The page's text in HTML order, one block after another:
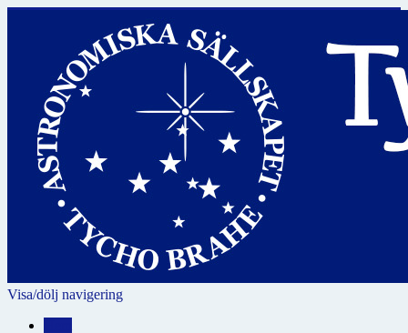
Visa/dölj navigering